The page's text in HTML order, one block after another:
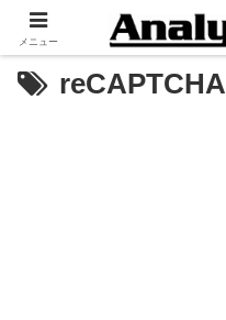
reCAPTCHA
メニュー